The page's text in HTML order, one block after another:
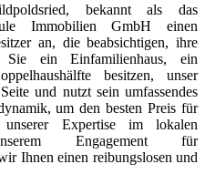
bekannt als das
Immobilien GmbH einen
an, die beabsichtigen, ihre
ein Einfamilienhaus, ein
besitzen, unser
und nutzt sein umfassendes
um den besten Preis für
Expertise im lokalen
Engagement für
Ihnen einen reibungslosen und